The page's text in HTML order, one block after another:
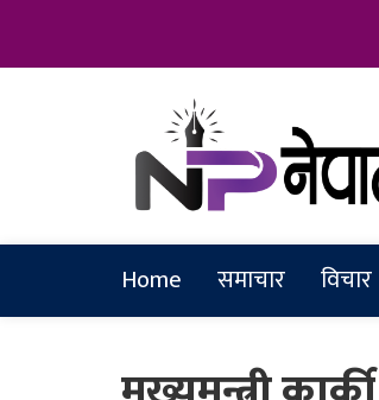
Home समाचार विचार